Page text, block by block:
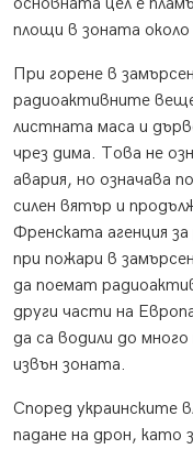
площи в зоната
При горене в
радиоактивните
листната маса и
чрез дима. Това не
авария, но означава
силен вятър и
Френската агенция
при пожари в
да поемат
други части на
да са водили до
извън зоната.
Според украинските
падане на дрон, като